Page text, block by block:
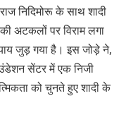
निदिमोरू के साथ शादी
अटकलों पर विराम लगा
जुड़ गया है। इस जोड़े ने,
सेंटर में एक निजी
को चुनते हुए शादी के